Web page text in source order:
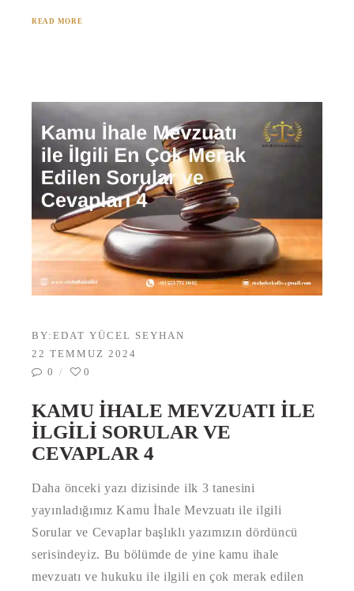
READ MORE
BY: EDAT YÜCEL SEYHAN
22 TEMMUZ 2024
0
0
KAMU İHALE MEVZUATI İLE
İLGILI SORULAR VE
CEVAPLAR 4
Daha önceki yazı dizisinde ilk 3 tanesini
yayınladığımız Kamu İhale Mevzuatı ile ilgili
Sorular ve Cevaplar başlıklı yazımızın dördüncü
serisindeyiz. Bu bölümde de yine kamu ihale
mevzuatı ve hukuku ile ilgili en çok merak edilen